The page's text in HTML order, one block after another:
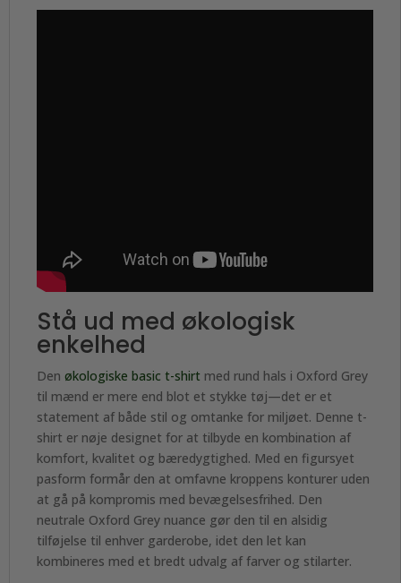
Stå ud med økologisk
enkelhed
Den økologiske basic t-shirt med rund hals i Oxford Grey
til mænd er mere end blot et stykke tøj—det er et
statement af både stil og omtanke for miljøet. Denne t-
shirt er nøje designet for at tilbyde en kombination af
komfort, kvalitet og bæredygtighed. Med en figursyet
pasform formår den at omfavne kroppens konturer uden
at gå på kompromis med bevægelsesfrihed. Den
neutrale Oxford Grey nuance gør den til en alsidig
tilføjelse til enhver garderobe, idet den let kan
kombineres med et bredt udvalg af farver og stilarter.